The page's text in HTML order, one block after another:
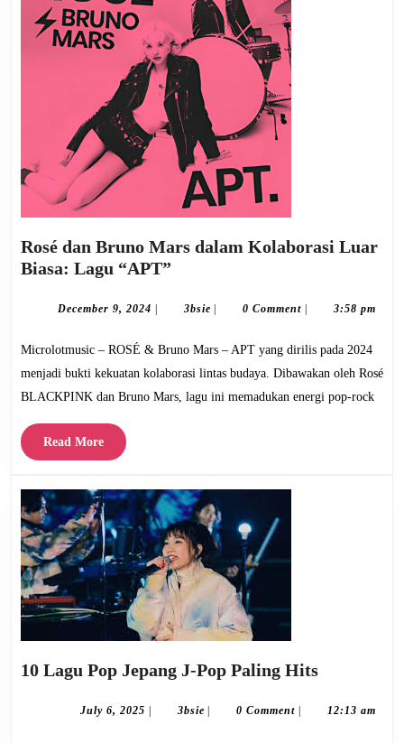
Rosé dan Bruno Mars dalam Kolaborasi Luar
Biasa: Lagu “APT”
Bruno
dalam
Kolaborasi
Luar
December 9, 2024 December
| 3bsie 3bsie
| 0 Comment | 3:58 pm
Microlotmusic – ROSÉ & Bruno Mars – APT yang dirilis pada 2024
menjadi bukti kekuatan kolaborasi lintas budaya. Dibawakan oleh Rosé
BLACKPINK dan Bruno Mars, lagu ini memadukan energi pop-rock
Read MoreRead
More
10 Lagu Pop Jepang J-Pop Paling Hits10
Pop
July 6, 2025 July
| 3bsie 3bsie
| 0 Comment | 12:13 am